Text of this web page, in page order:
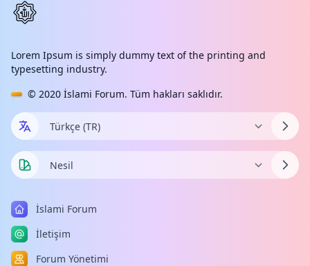
Lorem Ipsum is simply dummy text of the printing and
typesetting industry.
© 2020 İslami Forum. Tüm hakları saklıdır.
İslami Forum
İletişim
Forum Yönetimi